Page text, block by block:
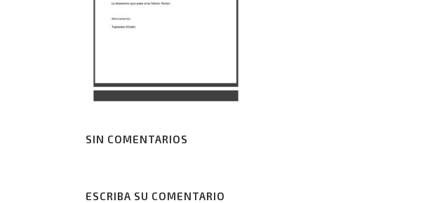
SIN COMENTARIOS
ESCRIBA SU COMENTARIO